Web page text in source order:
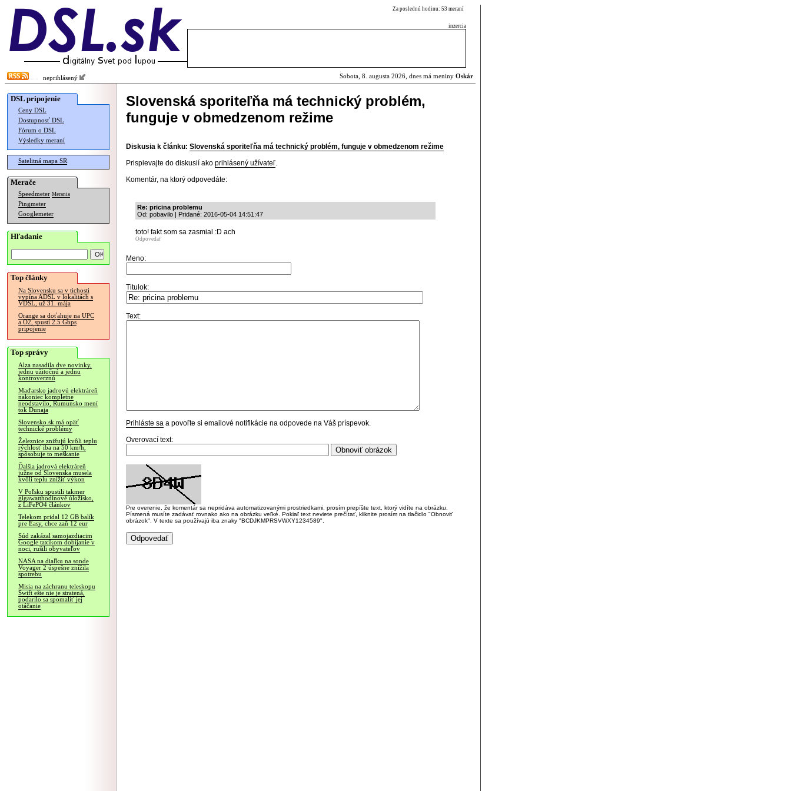
Za poslednú hodinu: 53 meraní
inzercia
neprihlásený Sobota, 8. augusta 2026, dnes má meniny Oskár
DSL pripojenie
Ceny DSL
Dostupnosť DSL
Fórum o DSL
Výsledky meraní
Satelitná mapa SR
Merače
Speedmeter Merania
Pingmeter
Googlemeter
Hľadanie
Top články
Na Slovensku sa v tichosti
vypína ADSL v lokalitách s
VDSL, už 31. mája
Orange sa doťahuje na UPC
a O2, spustí 2.5 Gbps
pripojenie
Top správy
Alza nasadila dve novinky,
jednu užitočnú a jednu
kontroverznú
Maďarsko jadrovú elektráreň
nakoniec kompletne
neodstavilo, Rumunsko mení
tok Dunaja
Slovensko.sk má opäť
technické problémy
Železnice znižujú kvôli teplu
rýchlosť iba na 50 km/h,
spôsobuje to meškanie
Ďalšia jadrová elektráreň
južne od Slovenska musela
kvôli teplu znížiť výkon
V Poľsku spustili takmer
gigawatthodinové úložisko,
z LiFePO4 článkov
Telekom pridal 12 GB balík
pre Easy, chce zaň 12 eur
Súd zakázal samojazdiacim
Google taxíkom dobíjanie v
noci, rušili obyvateľov
NASA na diaľku na sonde
Voyager 2 úspešne znížila
spotrebu
Misia na záchranu teleskopu
Swift ešte nie je stratená,
podarilo sa spomaliť jej
otáčanie
Slovenská sporiteľňa má technický problém,
funguje v obmedzenom režime
Diskusia k článku: Slovenská sporiteľňa má technický problém, funguje v obmedzenom režime
Prispievajte do diskusií ako prihlásený užívateľ.
Komentár, na ktorý odpovedáte:
Re: pricina problemu
Od: pobavilo | Pridané: 2016-05-04 14:51:47
toto! fakt som sa zasmial :D ach
Odpovedať
Meno:
Titulok:
Text:
Prihláste sa a povoľte si emailové notifikácie na odpovede na Váš príspevok.
Overovací text:
Pre overenie, že komentár sa nepridáva automatizovanými prostriedkami, prosím prepíšte text, ktorý vidíte na obrázku.
Písmená musíte zadávať rovnako ako na obrázku veľké. Pokiaľ text neviete prečítať, kliknite prosím na tlačidlo "Obnoviť
obrázok". V texte sa používajú iba znaky "BCDJKMPRSVWXY1234589".